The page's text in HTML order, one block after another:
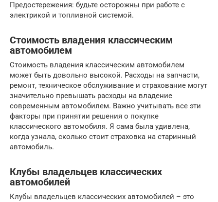
Предостережения: будьте осторожны при работе с
электрикой и топливной системой.
Стоимость владения классическим
автомобилем
Стоимость владения классическим автомобилем
может быть довольно высокой. Расходы на запчасти,
ремонт, техническое обслуживание и страхование могут
значительно превышать расходы на владение
современным автомобилем. Важно учитывать все эти
факторы при принятии решения о покупке
классического автомобиля. Я сама была удивлена,
когда узнала, сколько стоит страховка на старинный
автомобиль.
Клубы владельцев классических
автомобилей
Клубы владельцев классических автомобилей – это